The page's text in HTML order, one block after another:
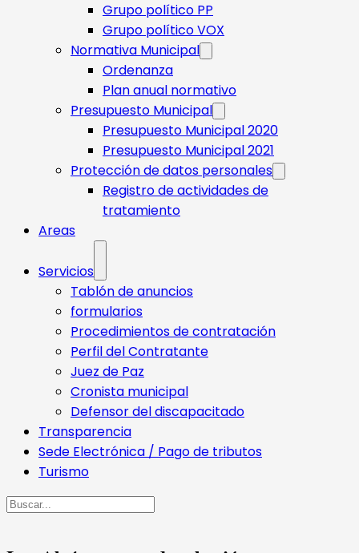
Grupo político PP
Grupo político VOX
Normativa Municipal
Ordenanza
Plan anual normativo
Presupuesto Municipal
Presupuesto Municipal 2020
Presupuesto Municipal 2021
Protección de datos personales
Registro de actividades de
tratamiento
Areas
Servicios
Tablón de anuncios
formularios
Procedimientos de contratación
Perfil del Contratante
Juez de Paz
Cronista municipal
Defensor del discapacitado
Transparencia
Sede Electrónica / Pago de tributos
Turismo
Buscar